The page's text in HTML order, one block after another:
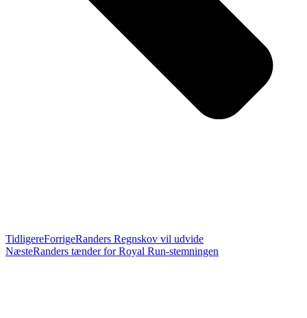
TidligereForrigeRanders Regnskov vil udvide
NæsteRanders tænder for Royal Run-stemningen